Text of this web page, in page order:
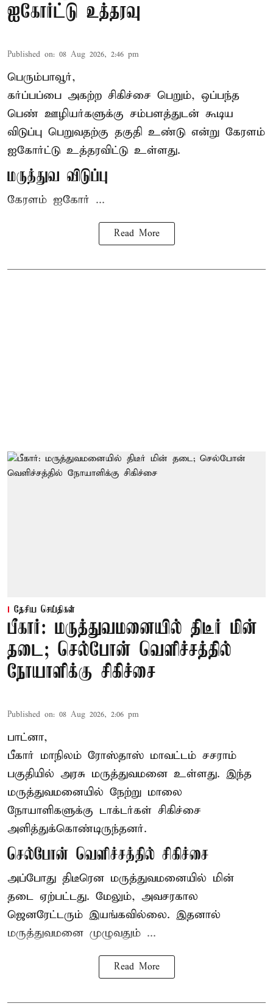
ஐகோர்ட்டு உத்தரவு
Published on: 08 Aug 2026, 2:46 pm
பெரும்பாவூர்,
கர்ப்பப்பை அகற்ற சிகிச்சை பெறும், ஒப்பந்த
பெண் ஊழியர்களுக்கு சம்பளத்துடன் கூடிய
விடுப்பு பெறுவதற்கு தகுதி உண்டு என்று கேரளம்
ஐகோர்ட்டு உத்தரவிட்டு உள்ளது.
மருத்துவ விடுப்பு
கேரளம் ஐகோர் ...
Read More
தேசிய செய்திகள்
பீகார்: மருத்துவமனையில் திடீர் மின்
தடை; செல்போன் வெளிச்சத்தில்
நோயாளிக்கு சிகிச்சை
Published on: 08 Aug 2026, 2:06 pm
பாட்னா,
பீகார் மாநிலம் ரோஸ்தாஸ் மாவட்டம் சசராம்
பகுதியில் அரசு மருத்துவமனை உள்ளது. இந்த
மருத்துவமனையில் நேற்று மாலை
நோயாளிகளுக்கு டாக்டர்கள் சிகிச்சை
அளித்துக்கொண்டிருந்தனர்.
செல்போன் வெளிச்சத்தில் சிகிச்சை
அப்போது திடீரென மருத்துவமனையில் மின்
தடை ஏற்பட்டது. மேலும், அவசரகால
ஜெனரேட்டரும் இயங்கவில்லை. இதனால்
மருத்துவமனை முழுவதும் ...
Read More